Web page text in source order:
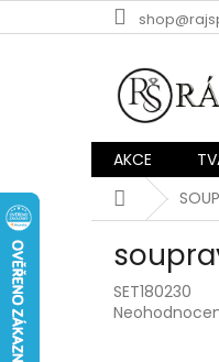
na
AKCE
Domů
SET180230
Průměrné